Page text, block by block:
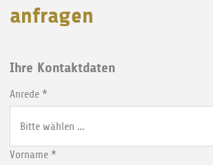
anfragen
Ihre Kontaktdaten
Anrede *
Vorname *